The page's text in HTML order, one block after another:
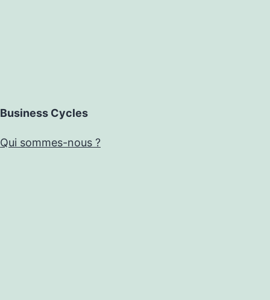
Business Cycles
Qui sommes-nous ?